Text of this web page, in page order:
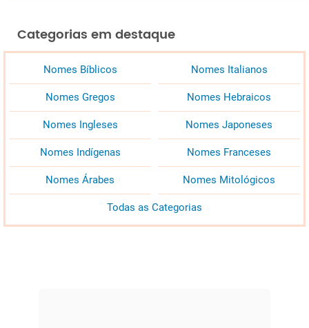
Categorias em destaque
Nomes Bíblicos Nomes Italianos
Nomes Gregos Nomes Hebraicos
Nomes Ingleses Nomes Japoneses
Nomes Indígenas Nomes Franceses
Nomes Árabes Nomes Mitológicos
Todas as Categorias